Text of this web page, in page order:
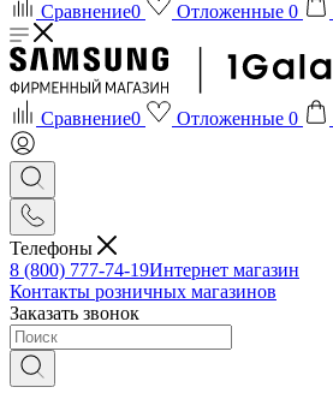
Сравнение0 Отложенные 0
Сравнение0 Отложенные 0
Телефоны
8 (800) 777-74-19Интернет магазин
Контакты розничных магазинов
Заказать звонок